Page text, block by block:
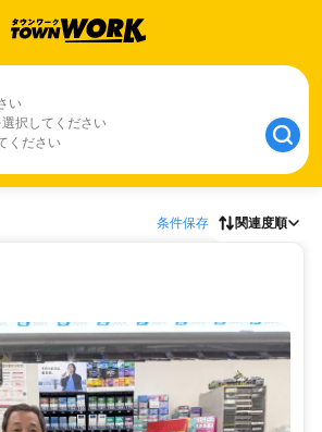
い
択してください
ください
条件保存 関連度順